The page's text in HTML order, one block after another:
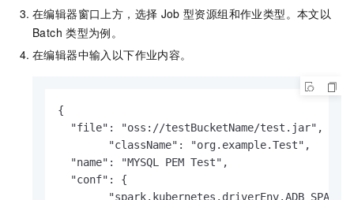
在编辑器窗口上方，选择 Job 型资源组和作业类型。本文以
Batch 类型为例。
在编辑器中输入以下作业内容。
{
  "file": "oss://testBucketName/test.jar",
  "name": "MYSQL PEM Test",
  "conf": {